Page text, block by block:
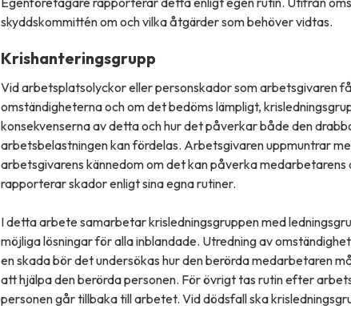
skyddskommittén om och vilka åtgärder som behöver vidtas.
Krishanteringsgrupp
Vid arbetsplatsolyckor eller personskador som arbetsgivaren
omständigheterna och om det bedöms lämpligt,
konsekvenserna av detta och hur det påverkar både den
arbetsbelastningen kan fördelas. Arbetsgivaren uppmuntrar
arbetsgivarens kännedom om det kan påverka
rapporterar skador enligt sina egna rutiner.
I detta arbete samarbetar krisledningsgruppen med
möjliga lösningar för alla inblandade. Utredning av
en skada bör det undersökas hur den berörda medarbetaren
att hjälpa den berörda personen. För övrigt tas rutin efter
personen går tillbaka till arbetet. Vid dödsfall ska